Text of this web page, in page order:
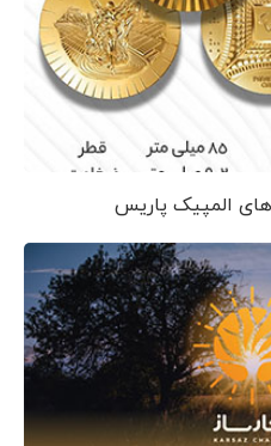
های المپیک پاریس